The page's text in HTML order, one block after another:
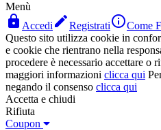
Menù
 Accedi RegistratiCome
Questo sito utilizza cookie in
e cookie che rientrano nella
procedere è necessario accettare
maggiori informazioni clicca qui
negando il consenso clicca qui
Accetta e chiudi
Rifiuta
Coupon